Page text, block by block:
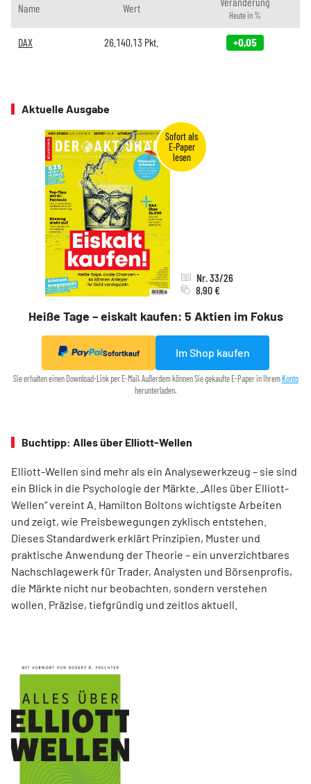
Name Wert
Heute in %
DAX 26.140,13 Pkt. +0,05
Aktuelle Ausgabe
Heiße Tage – eiskalt kaufen: 5 Aktien im Fokus
Nr. 33/26
8,90 €
Sofortkauf Im Shop kaufen
Sie erhalten einen Download-Link per E-Mail. Außerdem können Sie gekaufte E-Paper in Ihrem Konto
herunterladen.
Buchtipp: Alles über Elliott-Wellen
Elliott-Wellen sind mehr als ein Analysewerkzeug – sie sind
ein Blick in die Psychologie der Märkte. „Alles über Elliott-
Wellen“ vereint A. Hamilton Boltons wichtigste Arbeiten
und zeigt, wie Preisbewegungen zyklisch entstehen.
Dieses Standardwerk erklärt Prinzipien, Muster und
praktische Anwendung der Theorie – ein unverzichtbares
Nachschlagewerk für Trader, Analysten und Börsenprofis,
die Märkte nicht nur beobachten, sondern verstehen
wollen. Präzise, tiefgründig und zeitlos aktuell.